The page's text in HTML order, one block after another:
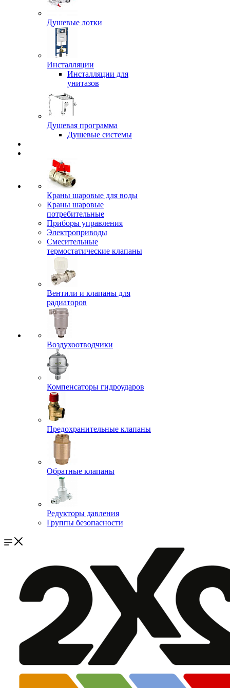
Душевые лотки
Инсталляции
Инсталляции для
унитазов
Душевая программа
Душевые системы
Краны шаровые для воды
Краны шаровые
потребительные
Приборы управления
Электроприводы
Смесительные
термостатические клапаны
Вентили и клапаны для
радиаторов
Воздухоотводчики
Компенсаторы гидроударов
Предохранительные клапаны
Обратные клапаны
Редукторы давления
Группы безопасности